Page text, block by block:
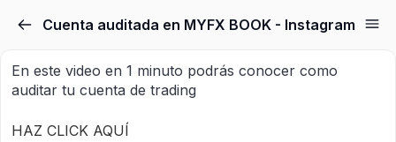
Cuenta auditada en MYFX BOOK - Instagram
En este video en 1 minuto podrás conocer como
auditar tu cuenta de trading
HAZ CLICK AQUÍ